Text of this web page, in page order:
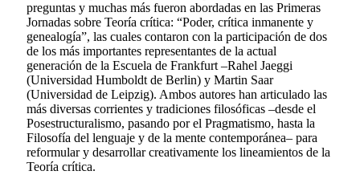
preguntas y muchas más fueron abordadas en las Primeras
Jornadas sobre Teoría crítica: “Poder, crítica inmanente y
genealogía”, las cuales contaron con la participación de dos
de los más importantes representantes de la actual
generación de la Escuela de Frankfurt –Rahel Jaeggi
(Universidad Humboldt de Berlin) y Martin Saar
(Universidad de Leipzig). Ambos autores han articulado las
más diversas corrientes y tradiciones filosóficas –desde el
Posestructuralismo, pasando por el Pragmatismo, hasta la
Filosofía del lenguaje y de la mente contemporánea– para
reformular y desarrollar creativamente los lineamientos de la
Teoría crítica.